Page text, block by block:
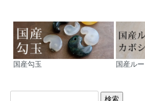
国産勾玉 国産ル